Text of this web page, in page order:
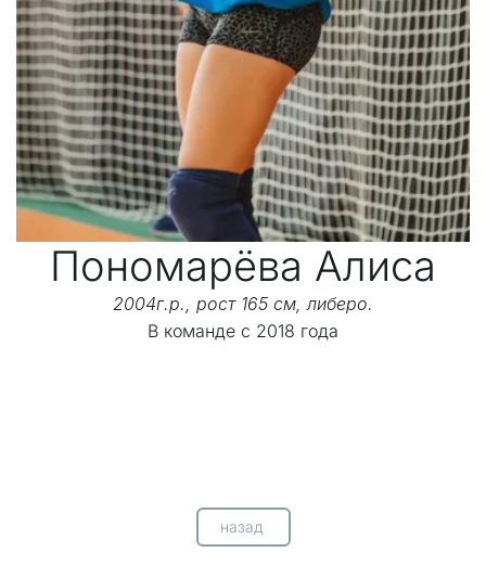
Пономарёва Алиса
2004г.р., рост 165 см, либеро.
В команде с 2018 года
назад